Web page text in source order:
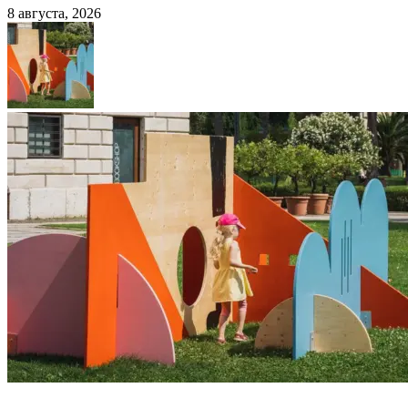
8 августа, 2026